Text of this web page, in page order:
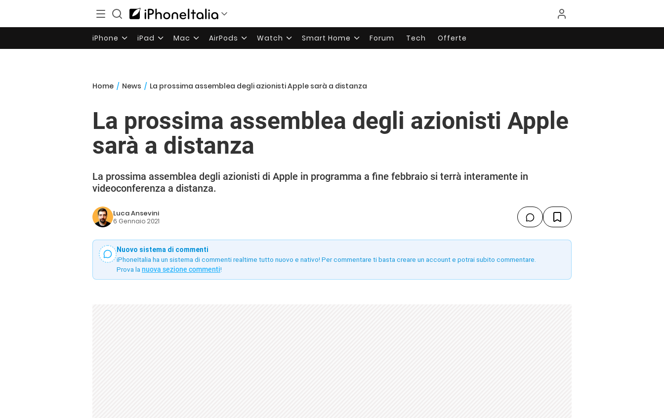
iPhone iPad Mac AirPods Watch Smart Home Forum Tech Offerte
Home / News / La prossima assemblea degli azionisti Apple sarà a distanza
La prossima assemblea degli azionisti Apple
sarà a distanza
La prossima assemblea degli azionisti di Apple in programma a fine febbraio si terrà interamente in
videoconferenza a distanza.
Luca Ansevini
6 Gennaio 2021
Nuovo sistema di commenti
iPhoneItalia ha un sistema di commenti realtime tutto nuovo e nativo! Per commentare ti basta creare un account e potrai subito commentare.
Prova la nuova sezione commenti!